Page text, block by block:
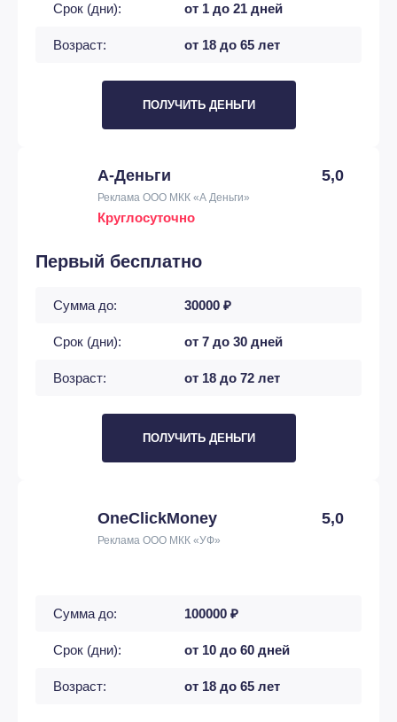
Срок (дни): от 1 до 21 дней
Возраст: от 18 до 65 лет
ПОЛУЧИТЬ ДЕНЬГИ
А-Деньги 5,0
Реклама ООО МКК «А Деньги»
Круглосуточно
Первый бесплатно
Сумма до: 30000 ₽
Срок (дни): от 7 до 30 дней
Возраст: от 18 до 72 лет
ПОЛУЧИТЬ ДЕНЬГИ
OneClickMoney 5,0
Реклама ООО МКК «УФ»
Сумма до: 100000 ₽
Срок (дни): от 10 до 60 дней
Возраст: от 18 до 65 лет